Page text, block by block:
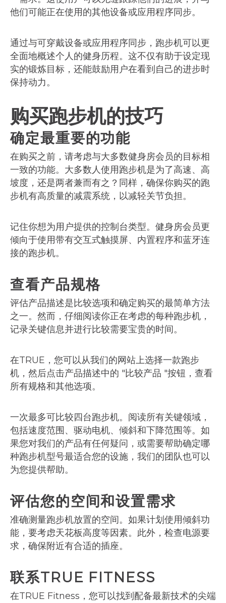
他们可能正在使用的其他设备或应用程序同步。
通过与可穿戴设备或应用程序同步，跑步机可以更
全面地概述个人的健身历程。这不仅有助于设定现
实的锻炼目标，还能鼓励用户在看到自己的进步时
保持动力。
购买跑步机的技巧
确定最重要的功能
在购买之前，请考虑与大多数健身房会员的目标相
一致的功能。大多数人使用跑步机是为了高速、高
坡度，还是两者兼而有之？同样，确保你购买的跑
步机有高质量的减震系统，以减轻关节负担。
记住你想为用户提供的控制台类型。健身房会员更
倾向于使用带有交互式触摸屏、内置程序和蓝牙连
接的跑步机。
查看产品规格
评估产品描述是比较选项和确定购买的最简单方法
之一。然而，仔细阅读你正在考虑的每种跑步机，
记录关键信息并进行比较需要宝贵的时间。
在TRUE，您可以从我们的网站上选择一款跑步
机，然后点击产品描述中的 "比较产品 "按钮，查看
所有规格和其他选项。
一次最多可比较四台跑步机。阅读所有关键领域，
包括速度范围、驱动电机、倾斜和下降范围等。如
果您对我们的产品有任何疑问，或需要帮助确定哪
种跑步机型号最适合您的设施，我们的团队也可以
为您提供帮助。
评估您的空间和设置需求
准确测量跑步机放置的空间。如果计划使用倾斜功
能，要考虑天花板高度等因素。此外，检查电源要
求，确保附近有合适的插座。
联系TRUE FITNESS
在TRUE Fitness，您可以找到配备最新技术的尖端